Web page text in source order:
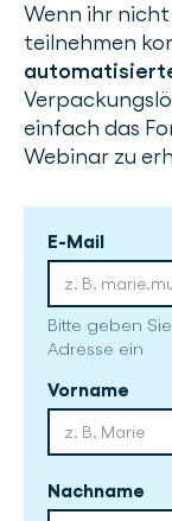
Wenn ihr
teilnehmen
einfach das
Webinar zu
E-Mail
Bitte geben
Adresse ein
Vorname
Nachname